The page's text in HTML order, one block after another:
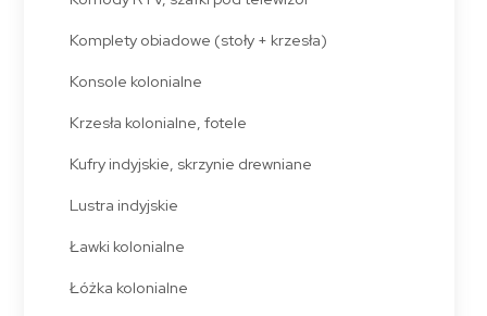
Komplety obiadowe (stoły + krzesła)
Konsole kolonialne
Krzesła kolonialne, fotele
Kufry indyjskie, skrzynie drewniane
Lustra indyjskie
Ławki kolonialne
Łóżka kolonialne